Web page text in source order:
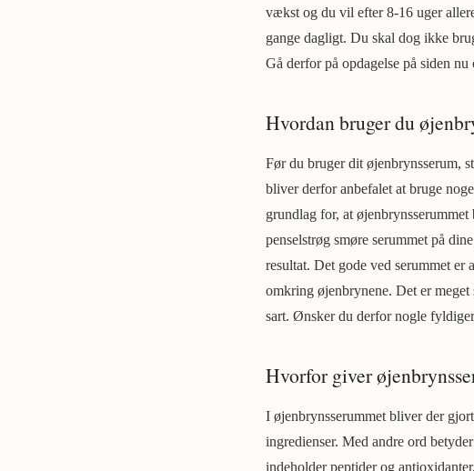
vækst og du vil efter 8-16 uger
gange dagligt. Du skal dog ikke
Gå derfor på opdagelse på siden
Hvordan bruger du
Før du bruger dit øjenbrynsserum,
bliver derfor anbefalet at bruge
grundlag for, at
penselstrøg smøre serummet på
resultat. Det gode ved serummet er
omkring øjenbrynene. Det er
sart. Ønsker du derfor nogle
Hvorfor giver
I øjenbrynsserummet bliver der
ingredienser. Med andre ord
indeholder peptider og